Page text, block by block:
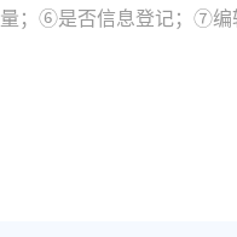
量；⑥是否信息登记；⑦编